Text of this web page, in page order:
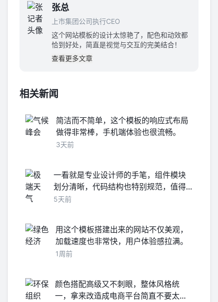
张总
上市集团公司执行CEO
这个网站模板的设计太惊艳了，配色和动效都
恰到好处，简直是视觉与交互的完美结合！
查看更多文章
相关新闻
简洁而不简单，这个模板的响应式布局
做得非常棒，手机端体验也很流畅。
3天前
一看就是专业设计师的手笔，组件模块
划分清晰，代码结构也特别规范，值得
学习！
5天前
用这个模板搭建出来的网站不仅美观，
加载速度也非常快，用户体验感拉满。
1周前
颜色搭配高级又不刺眼，整体风格统
一，拿来改造成电商平台简直不要太合